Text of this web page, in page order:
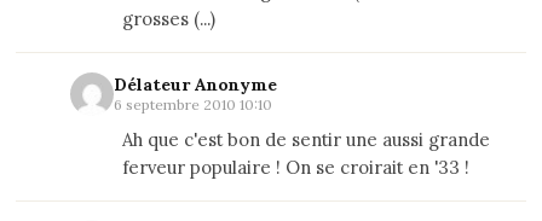
grosses (...)
Délateur Anonyme
6 septembre 2010 10:10
Ah que c'est bon de sentir une aussi grande
ferveur populaire ! On se croirait en '33 !